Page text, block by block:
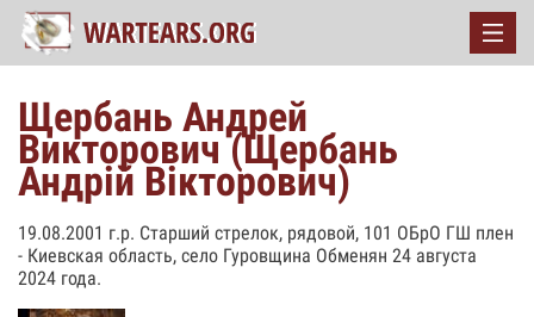
Щербань Андрей
Викторович (Щербань
Андрій Вікторович)
19.08.2001 г.р. Старший стрелок, рядовой, 101 ОБрО ГШ плен
- Киевская область, село Гуровщина Обменян 24 августа
2024 года.